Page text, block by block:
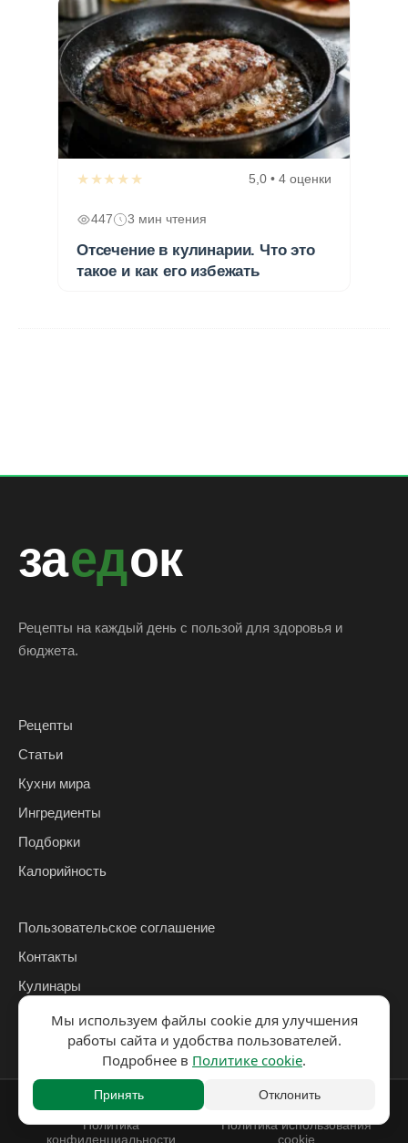
★★★★★ 5,0 • 4 оценки
447 3 мин чтения
Отсечение в кулинарии. Что это
такое и как его избежать
Мы используем файлы cookie для улучшения
работы сайта и удобства пользователей.
Подробнее в Политике cookie.
Принять Отклонить
заедок
Рецепты на каждый день с пользой для здоровья и
бюджета.
Рецепты
Статьи
Кухни мира
Ингредиенты
Подборки
Калорийность
Пользовательское соглашение
Контакты
Кулинары
Планировщик питания
© 2026 ЗаЕДОК
Политика
конфиденциальности
Политика использования
cookie